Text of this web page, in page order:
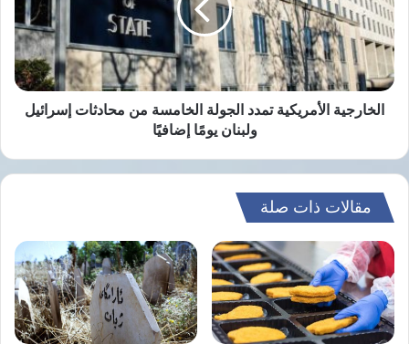
حين أعلن سعيّد إجراءات استثنائية شملت حل
البرلمان وتغيير الدستور، وهي خطوات تصفها
المعارضة بأنها “انقلاب على الدستور”، فيما يقول
الرئيس التونسي إنها “تدابير في إطار الدستور
إلى المربع الأول للاستبداد والحكم الفردي
المطلق”، معتبرين أن استرجاع مكاسب الانتقال
الديمقراطي يمثل “المهمة المشتركة والجامعة
الخامسة
من
محادثات
إسرائيل
ولبنان
يومًاالخارجية الأمريكية تمدد الجولة الخامسة من محادثات إسرائيل
ولبنان يومًا إضافيًا
مقالات ذات صلة